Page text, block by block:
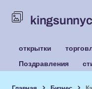
открытки
Поздравления